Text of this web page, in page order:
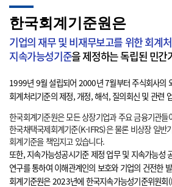
한국회계기준원은
기업의 재무 및 비재무보고를 위한 회계
지속가능성기준을 제정하는 독립된 민간
1999년 9월 설립되어 2000년 7월부터 주식회사의
회계처리기준의 제정, 개정, 해석, 질의회신 및 관련
한국회계기준원은 모든 상장기업과 주요 금융기관들
한국채택국제회계기준(K-IFRS)은 물론 비상장 일반
회계기준을 책임지고 있습니다.
또한, 지속가능성공시기준 제정 업무 및 지속가능성
연구를 통하여 이해관계인의 보호와 기업의 건전한
회계기준원은 2023년에 한국지속가능성기준위원회